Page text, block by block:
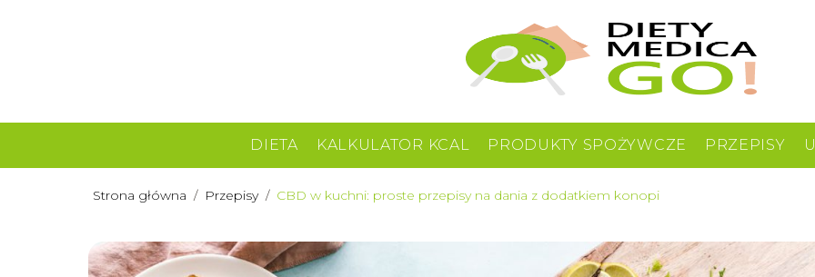
DIETA KALKULATOR KCAL PRODUKTY SPOŻYWCZE PRZEPISY
Strona główna / Przepisy / CBD w kuchni: proste przepisy na dania z dodatkiem konopi